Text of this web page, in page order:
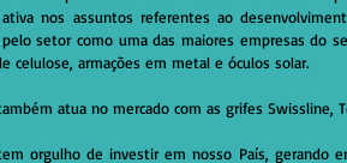
ativa nos assuntos referentes ao
pelo setor como uma das maiores empresas do
celulose, armações em metal e óculos solar.
atua no mercado com as grifes Swissline,
orgulho de investir em nosso País, gerando